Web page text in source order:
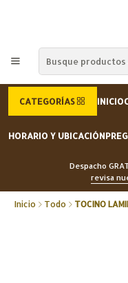
CATEGORÍAS INICIO
HORARIO Y UBICACIÓN
Despacho
revisa
Inicio Todo TOCINO